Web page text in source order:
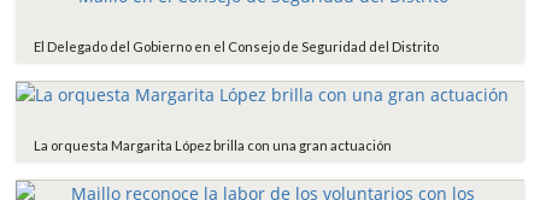
El Delegado del Gobierno en el Consejo de Seguridad del Distrito
La orquesta Margarita López brilla con una gran actuación